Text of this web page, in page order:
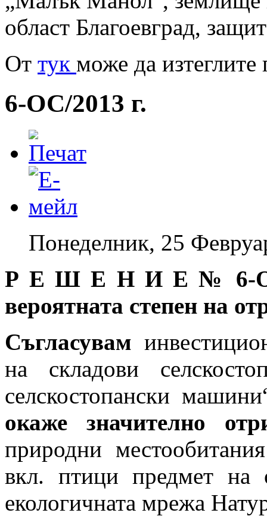
област Благоевград,
Oт тук може да
6-ОС/2013 г.
Понеделник, 25
Р Е Ш Е Н И Е № 6-ОС/
вероятната степен на
Съгласувам
на складови
селскостопански
окаже значително
природни
вкл. птици предмет на
екологичната мрежа